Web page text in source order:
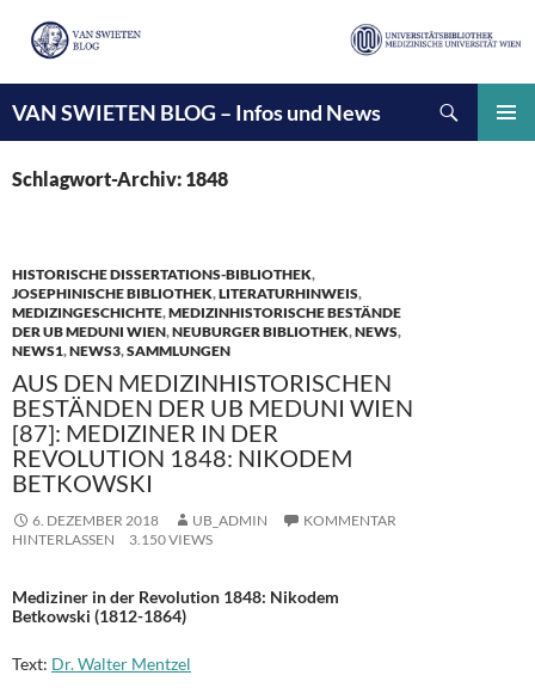
VAN SWIETEN BLOG – Infos und News
INHALT
SPRINGEN
Schlagwort-Archiv: 1848
HISTORISCHE DISSERTATIONS-BIBLIOTHEK,
JOSEPHINISCHE BIBLIOTHEK,LITERATURHINWEIS,
MEDIZINGESCHICHTE,MEDIZINHISTORISCHE BESTÄNDE
DER UB MEDUNI WIEN,NEUBURGER BIBLIOTHEK,NEWS,
NEWS1,NEWS3,SAMMLUNGEN
AUS DEN MEDIZINHISTORISCHEN
BESTÄNDEN DER UB MEDUNI WIEN
[87]: MEDIZINER IN DER
REVOLUTION 1848: NIKODEM
BETKOWSKI
6. DEZEMBER 2018 UB_ADMIN
KOMMENTAR
HINTERLASSEN
3.150 VIEWS
Mediziner in der Revolution 1848: Nikodem
Betkowski (1812-1864)
Text: Dr. Walter Mentzel